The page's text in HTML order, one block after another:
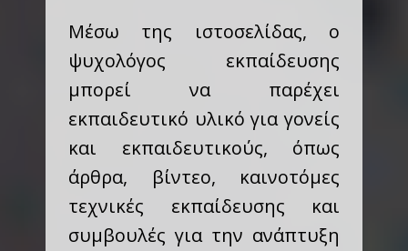
Μέσω της ιστοσελίδας, ο
ψυχολόγος εκπαίδευσης
μπορεί να παρέχει
εκπαιδευτικό υλικό για γονείς
και εκπαιδευτικούς, όπως
άρθρα, βίντεο, καινοτόμες
τεχνικές εκπαίδευσης και
συμβουλές για την ανάπτυξη